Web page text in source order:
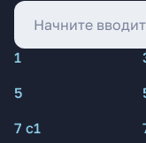
1
5
7 с1